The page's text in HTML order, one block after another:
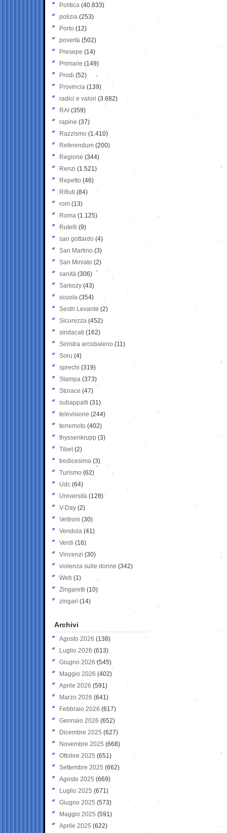
Politica (40.833)
polizia (253)
Porto (12)
povertà (502)
Presepe (14)
Primarie (149)
Prodi (52)
Provincia (139)
radici e valori (3.682)
RAI (359)
rapine (37)
Razzismo (1.410)
Referendum (200)
Regione (344)
Renzi (1.521)
Repetto (46)
Rifiuti (84)
rom (13)
Roma (1.125)
Rutelli (9)
san gottardo (4)
San Martino (3)
San Miniato (2)
sanità (306)
Sarkozy (43)
scuola (354)
Sestri Levante (2)
Sicurezza (452)
sindacati (162)
Sinistra arcobaleno (11)
Soru (4)
sprechi (319)
Stampa (373)
Storace (47)
subappalti (31)
televisione(244)
terremoto (402)
thyssenkrupp (3)
Tibet(2)
tredicesima (3)
Turismo (62)
Udc (64)
Università (128)
V-Day (2)
Veltroni (30)
Vendola (41)
Verdi (16)
Vincenzi (30)
violenza sulle donne (342)
Web (1)
Zingaretti (10)
zingari (14)
Archivi
Agosto 2026 (138)
Luglio 2026 (613)
Giugno 2026 (545)
Maggio 2026 (402)
Aprile 2026 (591)
Marzo 2026 (641)
Febbraio 2026 (617)
Gennaio 2026 (652)
Dicembre 2025 (627)
Novembre 2025 (668)
Ottobre 2025 (651)
Settembre 2025 (662)
Agosto 2025 (669)
Luglio 2025 (671)
Giugno 2025 (573)
Maggio 2025 (591)
Aprile 2025 (622)